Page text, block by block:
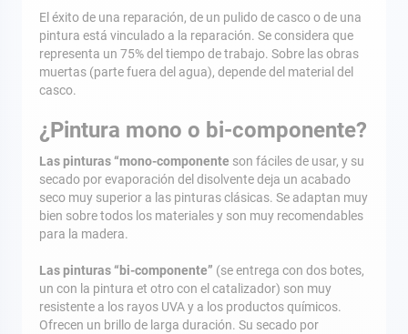
El éxito de una reparación, de un pulido de casco o de una
pintura está vinculado a la reparación. Se considera que
representa un 75% del tiempo de trabajo. Sobre las obras
muertas (parte fuera del agua), depende del material del
casco.
¿Pintura mono o bi-componente?
Las pinturas “mono-componente son fáciles de usar, y su
secado por evaporación del disolvente deja un acabado
seco muy superior a las pinturas clásicas. Se adaptan muy
bien sobre todos los materiales y son muy recomendables
para la madera.
Las pinturas “bi-componente” (se entrega con dos botes,
un con la pintura et otro con el catalizador) son muy
resistente a los rayos UVA y a los productos químicos.
Ofrecen un brillo de larga duración. Su secado por